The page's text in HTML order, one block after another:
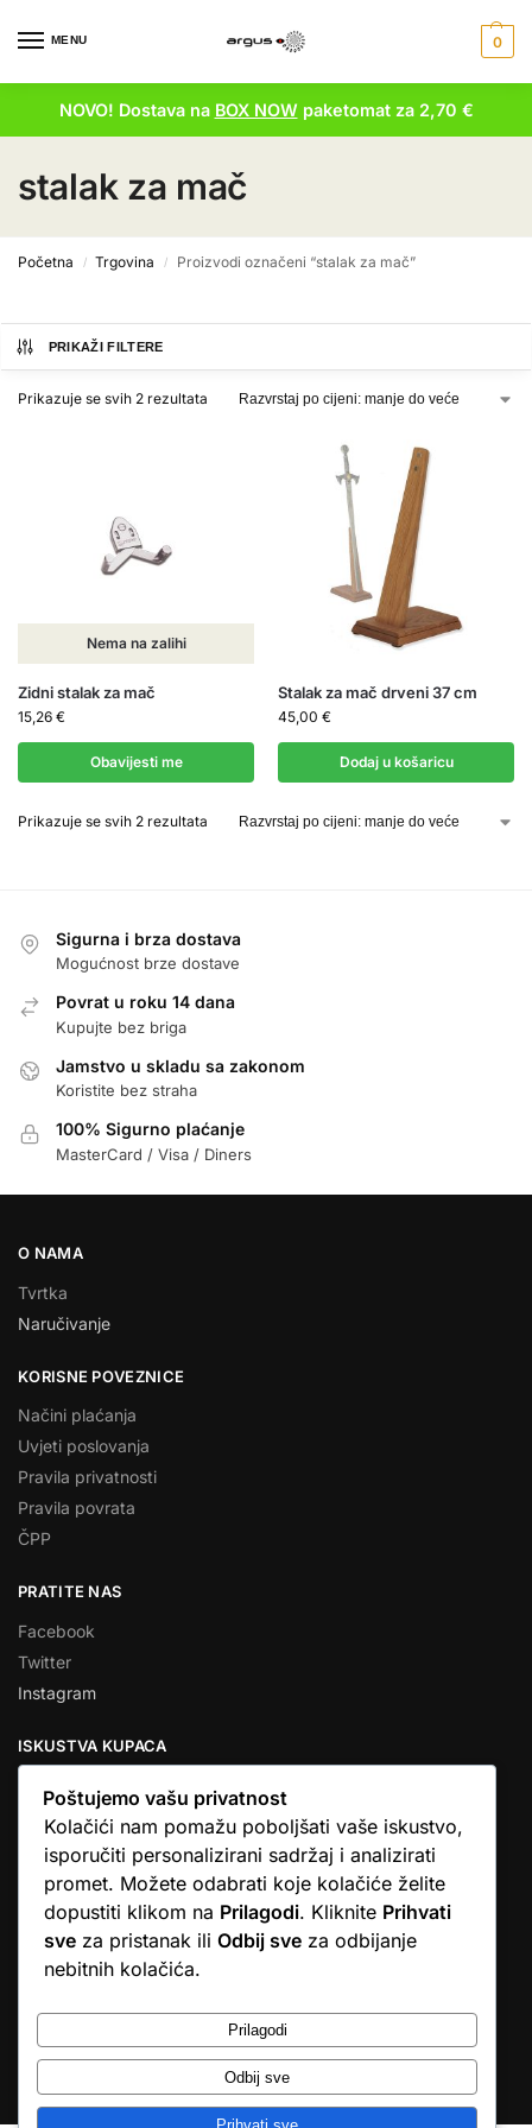
MENU 0
NOVO! Dostava na BOX NOWpaketomat za 2,70 €
stalak za mač
Početna / Trgovina / Proizvodi označeni “stalak za mač”
PRIKAŽI FILTERE
Prikazuje se svih 2 rezultata
Nema na zalihi
Zidni stalak za mač
15,26 €
Obavijesti me
Stalak za mač drveni 37 cm
45,00 €
Dodaj u košaricu
Prikazuje se svih 2 rezultata
Sigurna i brza dostava
Mogućnost brze dostave
Povrat u roku 14 dana
Kupujte bez briga
Jamstvo u skladu sa zakonom
Koristite bez straha
100% Sigurno plaćanje
MasterCard / Visa / Diners
O NAMA
Tvrtka
Naručivanje
KORISNE POVEZNICE
Načini plaćanja
Uvjeti poslovanja
Pravila privatnosti
Pravila povrata
ČPP
PRATITE NAS
Facebook
Twitter
Instagram
ISKUSTVA KUPACA
★★★★★
… Ono što me se dojmilo je ljudski pristup i njihova briga da
dobijem što sam naručio. U većini web shopova nitko vas ne
zove, samo otkažu narudžbu. …
Stjepan D.M.
© Argus elektronika d.o.o.
Poštujemo vašu privatnost
Kolačići nam pomažu poboljšati vaše iskustvo,
isporučiti personalizirani sadržaj i analizirati
promet. Možete odabrati koje kolačiće želite
dopustiti klikom na Prilagodi. Kliknite Prihvati
sve za pristanak ili Odbij sve za odbijanje
nebitnih kolačića.
Prilagodi
Odbij sve